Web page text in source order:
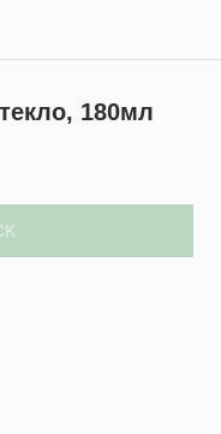
180мл